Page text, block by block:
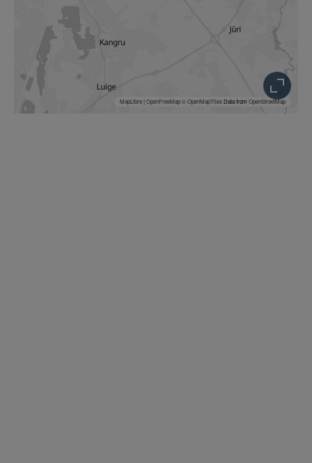
MapLibre|OpenFreeMap© OpenMapTilesData from OpenStreetMap